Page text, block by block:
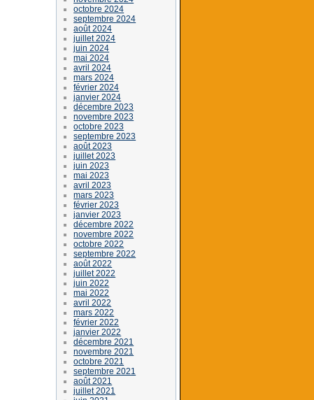
octobre 2024
septembre 2024
août 2024
juillet 2024
juin 2024
mai 2024
avril 2024
mars 2024
février 2024
janvier 2024
décembre 2023
novembre 2023
octobre 2023
septembre 2023
août 2023
juillet 2023
juin 2023
mai 2023
avril 2023
mars 2023
février 2023
janvier 2023
décembre 2022
novembre 2022
octobre 2022
septembre 2022
août 2022
juillet 2022
juin 2022
mai 2022
avril 2022
mars 2022
février 2022
janvier 2022
décembre 2021
novembre 2021
octobre 2021
septembre 2021
août 2021
juillet 2021